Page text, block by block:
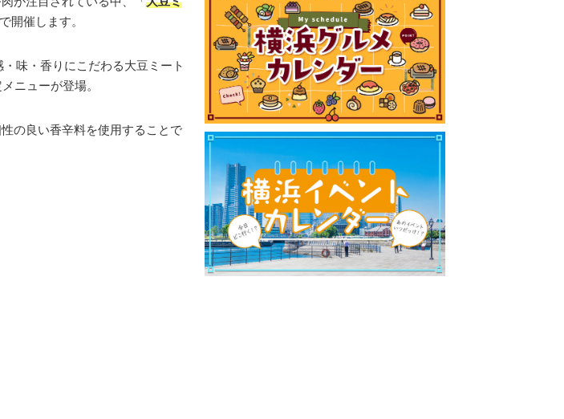
開催します。
味・香りにこだわる大豆ミート
ニューが登場。
の良い香辛料を使用することで